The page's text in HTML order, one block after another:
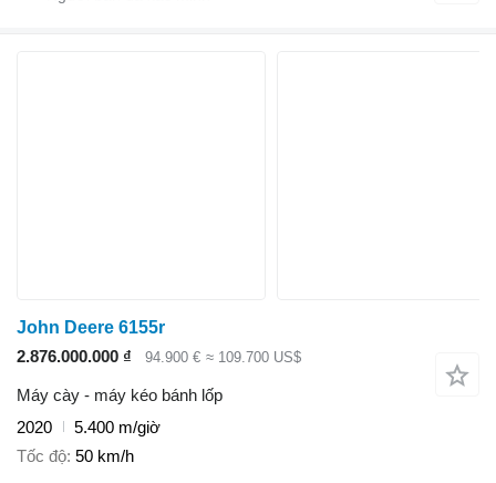
John Deere 6155r
2.876.000.000 ₫
94.900 € ≈ 109.700 US$
Máy cày - máy kéo bánh lốp
2020
5.400 m/giờ
Tốc độ 50 km/h